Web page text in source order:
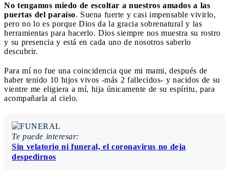
No tengamos miedo de escoltar a nuestros amados a las
puertas del paraíso. Suena fuerte y casi impensable vivirlo,
pero no lo es porque Dios da la gracia sobrenatural y las
herramientas para hacerlo. Dios siempre nos muestra su rostro
y su presencia y está en cada uno de nosotros saberlo
descubrir.
Para mí no fue una coincidencia que mi mami, después de
haber tenido 10 hijos vivos -más 2 fallecidos- y nacidos de su
vientre me eligiera a mí, hija únicamente de su espíritu, para
acompañarla al cielo.
Te puede interesar:
Sin velatorio ni funeral, el coronavirus no deja
despedirnos